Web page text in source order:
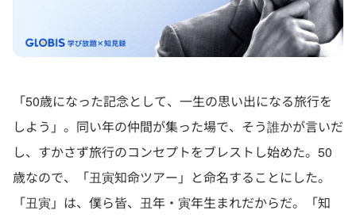
「50歳になった記念として、一生の思い出になる旅行を
しよう」。同い年の仲間が集った場で、そう誰かが言いだ
し、すかさず旅行のコンセプトをブレストし始めた。50
歳なので、「丑寅知命ツアー」と命名することにした。
「丑寅」は、僕ら皆、丑年・寅年生まれだからだ。「知